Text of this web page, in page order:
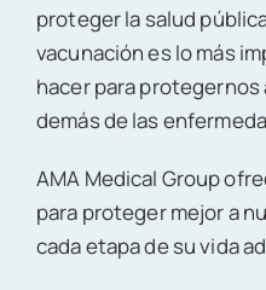
proteger la salud
vacunación es lo más
hacer para protegernos
demás de las
AMA Medical Group
para proteger mejor a
cada etapa de su vida